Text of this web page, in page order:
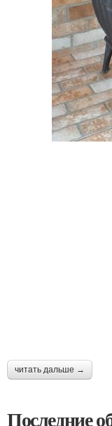
читать дальше →
Последние